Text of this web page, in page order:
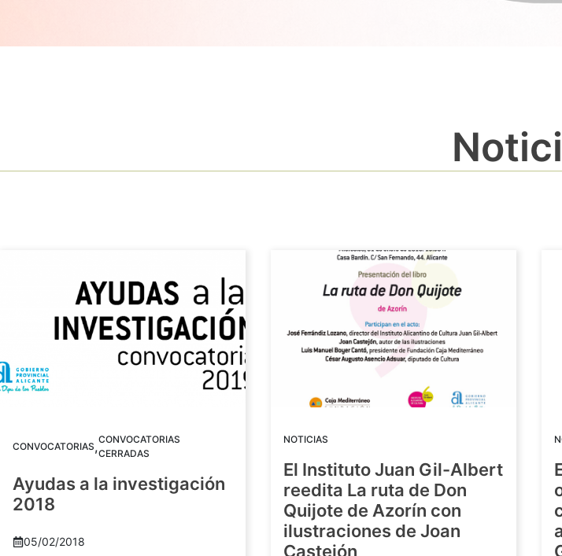
CONVOCATORIAS,CONVOCATORIAS
CERRADAS
Ayudas a la investigación
2018
05/02/2018
NOTICIAS
El Instituto Juan Gil-Albert
reedita La ruta de Don
Quijote de Azorín con
ilustraciones de Joan
Castejón